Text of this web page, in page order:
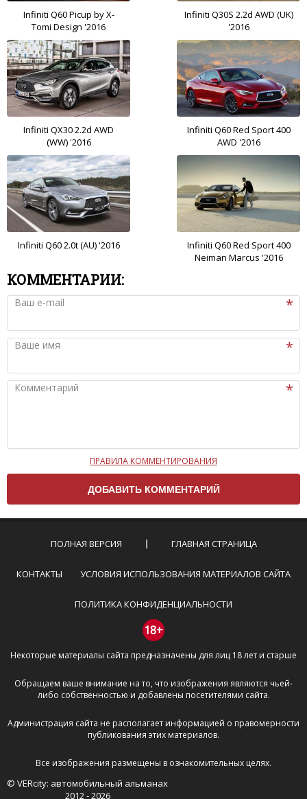
Infiniti Q60 Picup by X-
Tomi Design '2016
Infiniti Q30S 2.2d AWD (UK)
'2016
Infiniti QX30 2.2d AWD
(WW) '2016
Infiniti Q60 Red Sport 400
AWD '2016
Infiniti Q60 2.0t (AU) '2016
Infiniti Q60 Red Sport 400
Neiman Marcus '2016
КОММЕНТАРИИ:
Ваш e-mail
Ваше имя
Комментарий
Чтобы ваш комментарий был опубликован на сайте,
вам нужно придерживаться следующих правил:
Комментарий не может быть слишком
эмоциональных высказываний.
Не стоит отклоняться от предмета обсуждения.
Пожалуйста, не используйте в комментарие
призывы к насилию и высказывания,
направленные на разжигание расовой,
межнациональной и религиозной розни —
пожалейте наших модераторов, они кстати
очень славные ребята, поверьте.
буквами.
Не копируйте рецензии с других сайтов, нам
важно именно ваше мнение.
Не размещайте рекламу!
И запаситесь терпением, все комментарии
публикуются только после модерации, поэтому ваш
отзыв может появиться на сайте с некоторым
ПРАВИЛА КОММЕНТИРОВАНИЯ
ПОЛНАЯ ВЕРСИЯ ГЛАВНАЯ СТРАНИЦА
КОНТАКТЫ УСЛОВИЯ ИСПОЛЬЗОВАНИЯ МАТЕРИАЛОВ САЙТА
ПОЛИТИКА КОНФИДЕНЦИАЛЬНОСТИ
18+
Некоторые материалы сайта предназначены для лиц 18 лет и старше
Обращаем ваше внимание на то, что изображения являются чьей-
либо собственностью и добавлены посетителями сайта.
Администрация сайта не располагает информацией о правомерности
публикования этих материалов.
Все изображения размещены в ознакомительных целях.
© VERcity: автомобильный альманах
2012 - 2026